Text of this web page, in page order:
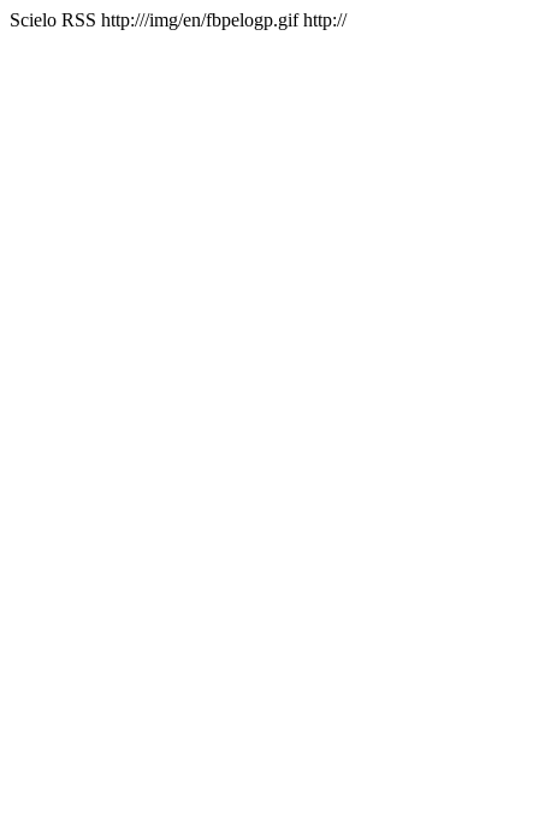
Scielo RSS http:///img/en/fbpelogp.gif http://